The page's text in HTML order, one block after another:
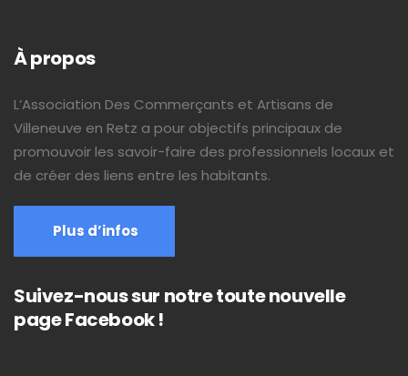
À propos
L’Association Des Commerçants et Artisans de
Villeneuve en Retz a pour objectifs principaux de
promouvoir les savoir-faire des professionnels locaux et
de créer des liens entre les habitants.
Plus d’infos
Suivez-nous sur notre toute nouvelle
page Facebook !